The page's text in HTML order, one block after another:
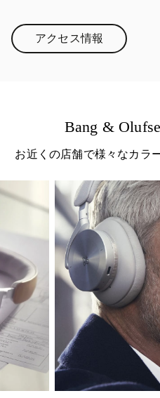
アクセス情報Link Opens in New
Bang &
お近くの店舗で様々なカラ